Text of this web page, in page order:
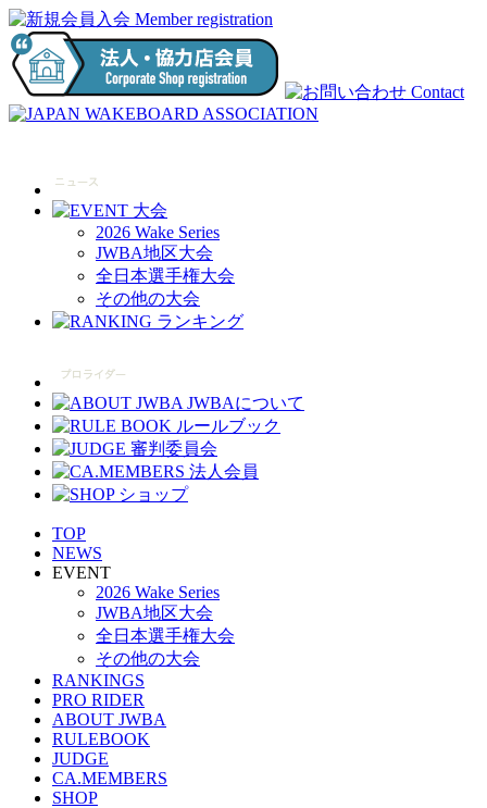
2026 Wake Series
JWBA地区大会
全日本選手権大会
その他の大会
TOP
NEWS
EVENT
2026 Wake Series
JWBA地区大会
全日本選手権大会
その他の大会
RANKINGS
PRO RIDER
ABOUT JWBA
RULEBOOK
JUDGE
CA.MEMBERS
SHOP